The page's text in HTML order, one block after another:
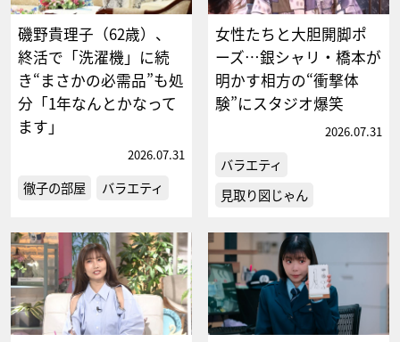
磯野貴理子（62歳）、
終活で「洗濯機」に続
き“まさかの必需品”も処
分「1年なんとかなって
ます」
2026.07.31
徹子の部屋 バラエティ
女性たちと大胆開脚ポ
ーズ…銀シャリ・橋本が
明かす相方の“衝撃体
験”にスタジオ爆笑
2026.07.31
バラエティ
見取り図じゃん